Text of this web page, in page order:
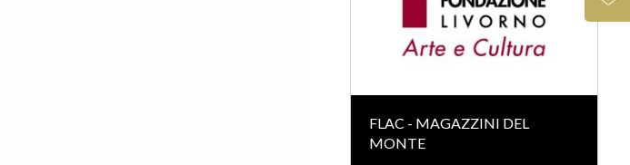
FLAC - MAGAZZINI DEL
MONTE